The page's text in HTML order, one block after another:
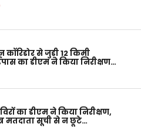
कॉरिडोर से जुड़ी 12 किमी
का डीएम ने किया निरीक्षण…
का डीएम ने किया निरीक्षण,
मतदाता सूची से न छूटे…